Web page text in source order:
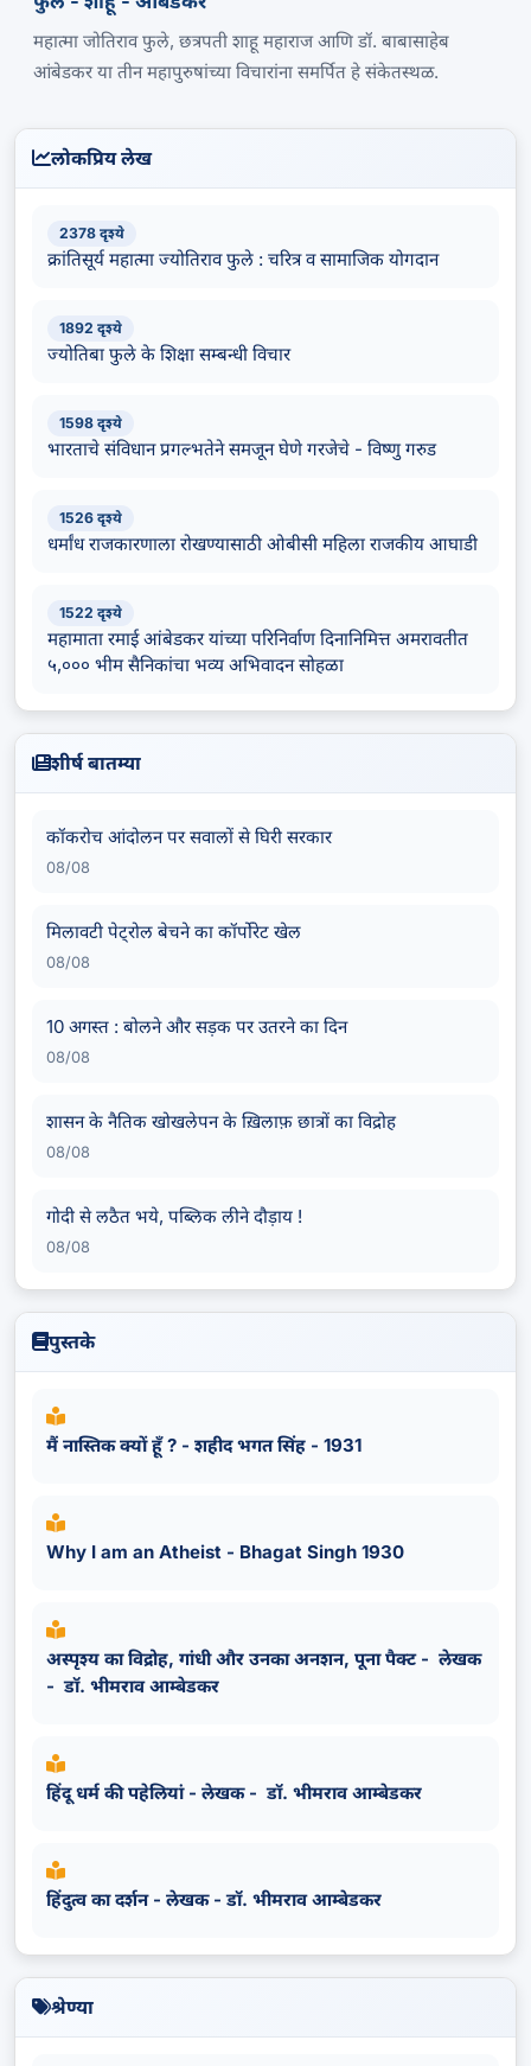
महात्मा जोतिराव फुले, छत्रपती शाहू महाराज आणि डॉ. बाबासाहेब
आंबेडकर या तीन महापुरुषांच्या विचारांना समर्पित हे संकेतस्थळ.
लोकप्रिय लेख
2378 दृश्ये
क्रांतिसूर्य महात्मा ज्योतिराव फुले : चरित्र व सामाजिक योगदान
1892 दृश्ये
ज्योतिबा फुले के शिक्षा सम्बन्धी विचार
1598 दृश्ये
भारताचे संविधान प्रगल्भतेने समजून घेणे गरजेचे - विष्णु गरुड
1526 दृश्ये
धर्मांध राजकारणाला रोखण्यासाठी ओबीसी महिला राजकीय आघाडी
1522 दृश्ये
महामाता रमाई आंबेडकर यांच्या परिनिर्वाण दिनानिमित्त अमरावतीत
५,००० भीम सैनिकांचा भव्य अभिवादन सोहळा
शीर्ष बातम्या
कॉकरोच आंदोलन पर सवालों से घिरी सरकार
08/08
मिलावटी पेट्रोल बेचने का कॉर्पोरेट खेल
08/08
10 अगस्त : बोलने और सड़क पर उतरने का दिन
08/08
शासन के नैतिक खोखलेपन के ख़िलाफ़ छात्रों का विद्रोह
08/08
गोदी से लठैत भये, पब्लिक लीने दौड़ाय !
08/08
पुस्तके
मैं नास्तिक क्यों हूँ ? - शहीद भगत सिंह - 1931
Why I am an Atheist - Bhagat Singh 1930
अस्पृश्य का विद्रोह, गांधी और उनका अनशन, पूना पैक्ट - लेखक
- डॉ. भीमराव आम्बेडकर
हिंदू धर्म की पहेलियां - लेखक - डॉ. भीमराव आम्बेडकर
हिंदुत्व का दर्शन - लेखक - डॉ. भीमराव आम्बेडकर
श्रेण्या